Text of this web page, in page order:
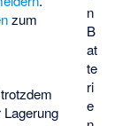
n
B
at
te
ri
e
zum